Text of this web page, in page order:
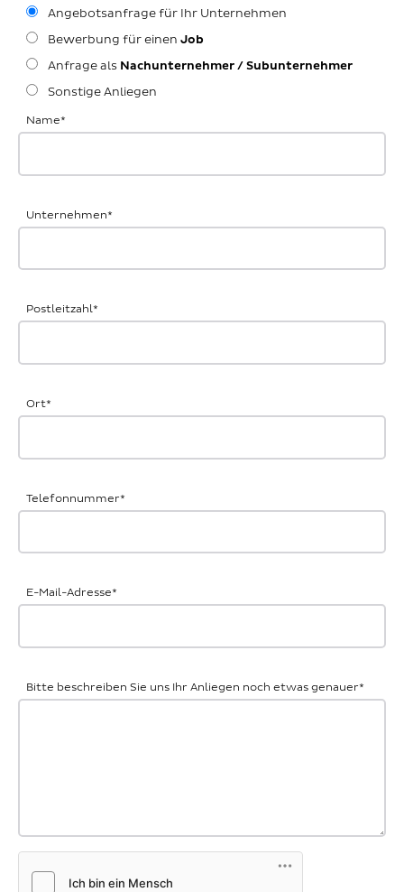
Angebotsanfrage für Ihr Unternehmen
Bewerbung für einen Job
Anfrage als Nachunternehmer / Subunternehmer
Sonstige Anliegen
Name*
Unternehmen*
Postleitzahl*
Ort*
Telefonnummer*
E-Mail-Adresse*
Bitte beschreiben Sie uns Ihr Anliegen noch etwas genauer*